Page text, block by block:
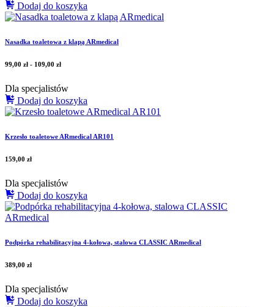
Dodaj do koszyka
Nasadka toaletowa z klapą ARmedical
99,00 zł - 109,00 zł
Dla specjalistów
Dodaj do koszyka
Krzesło toaletowe ARmedical AR101
159,00 zł
Dla specjalistów
Dodaj do koszyka
Podpórka rehabilitacyjna 4-kołowa, stalowa CLASSIC ARmedical
389,00 zł
Dla specjalistów
Dodaj do koszyka